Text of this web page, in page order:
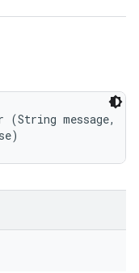
(String message,